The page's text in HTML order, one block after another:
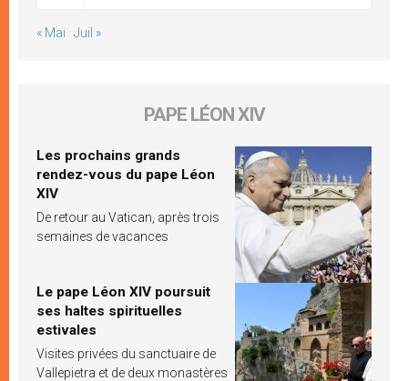
« Mai Juil »
PAPE LÉON XIV
Les prochains grands
rendez-vous du pape Léon
XIV
De retour au Vatican, après trois
semaines de vacances
Le pape Léon XIV poursuit
ses haltes spirituelles
estivales
Visites privées du sanctuaire de
Vallepietra et de deux monastères